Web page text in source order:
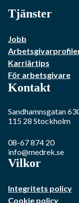
Tjänster
Jobb
Karriärtips
För arbetsgivare
Kontakt
Sandhamnsgatan
115 28 Stockholm
08-67 874 20
info@medrek.se
Vilkor
Integritets policy
Cookie policy